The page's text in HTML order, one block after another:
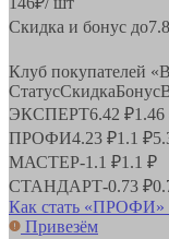
Скидка и бонус до
Клуб покупателей
СтатусСкидкаБонус
ЭКСПЕРТ6.42 ₽1.46
ПРОФИ4.23 ₽1.1 ₽
МАСТЕР-1.1 ₽1.1 ₽
СТАНДАРТ-0.73 ₽
Как стать «ПРОФИ»
Привезём